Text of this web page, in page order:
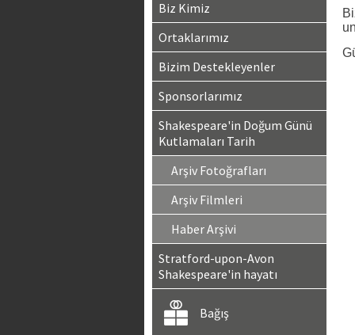
Biz Kimiz
Ortaklarımız
Bizim Destekleyenler
Sponsorlarımız
Shakespeare'in Doğum Günü
Kutlamaları Tarih
Arşiv Fotoğrafları
Arşiv Filmleri
Haber Arşivi
Stratford-upon-Avon
Shakespeare'in hayatı
Bağış